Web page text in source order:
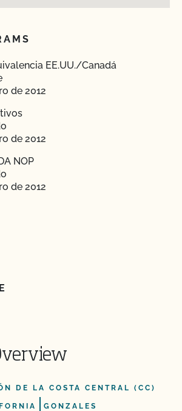
EE.UU./Canadá
de 2012
de 2012
NOP
de 2012
DE LA COSTA CENTRAL (CC)
GONZALES